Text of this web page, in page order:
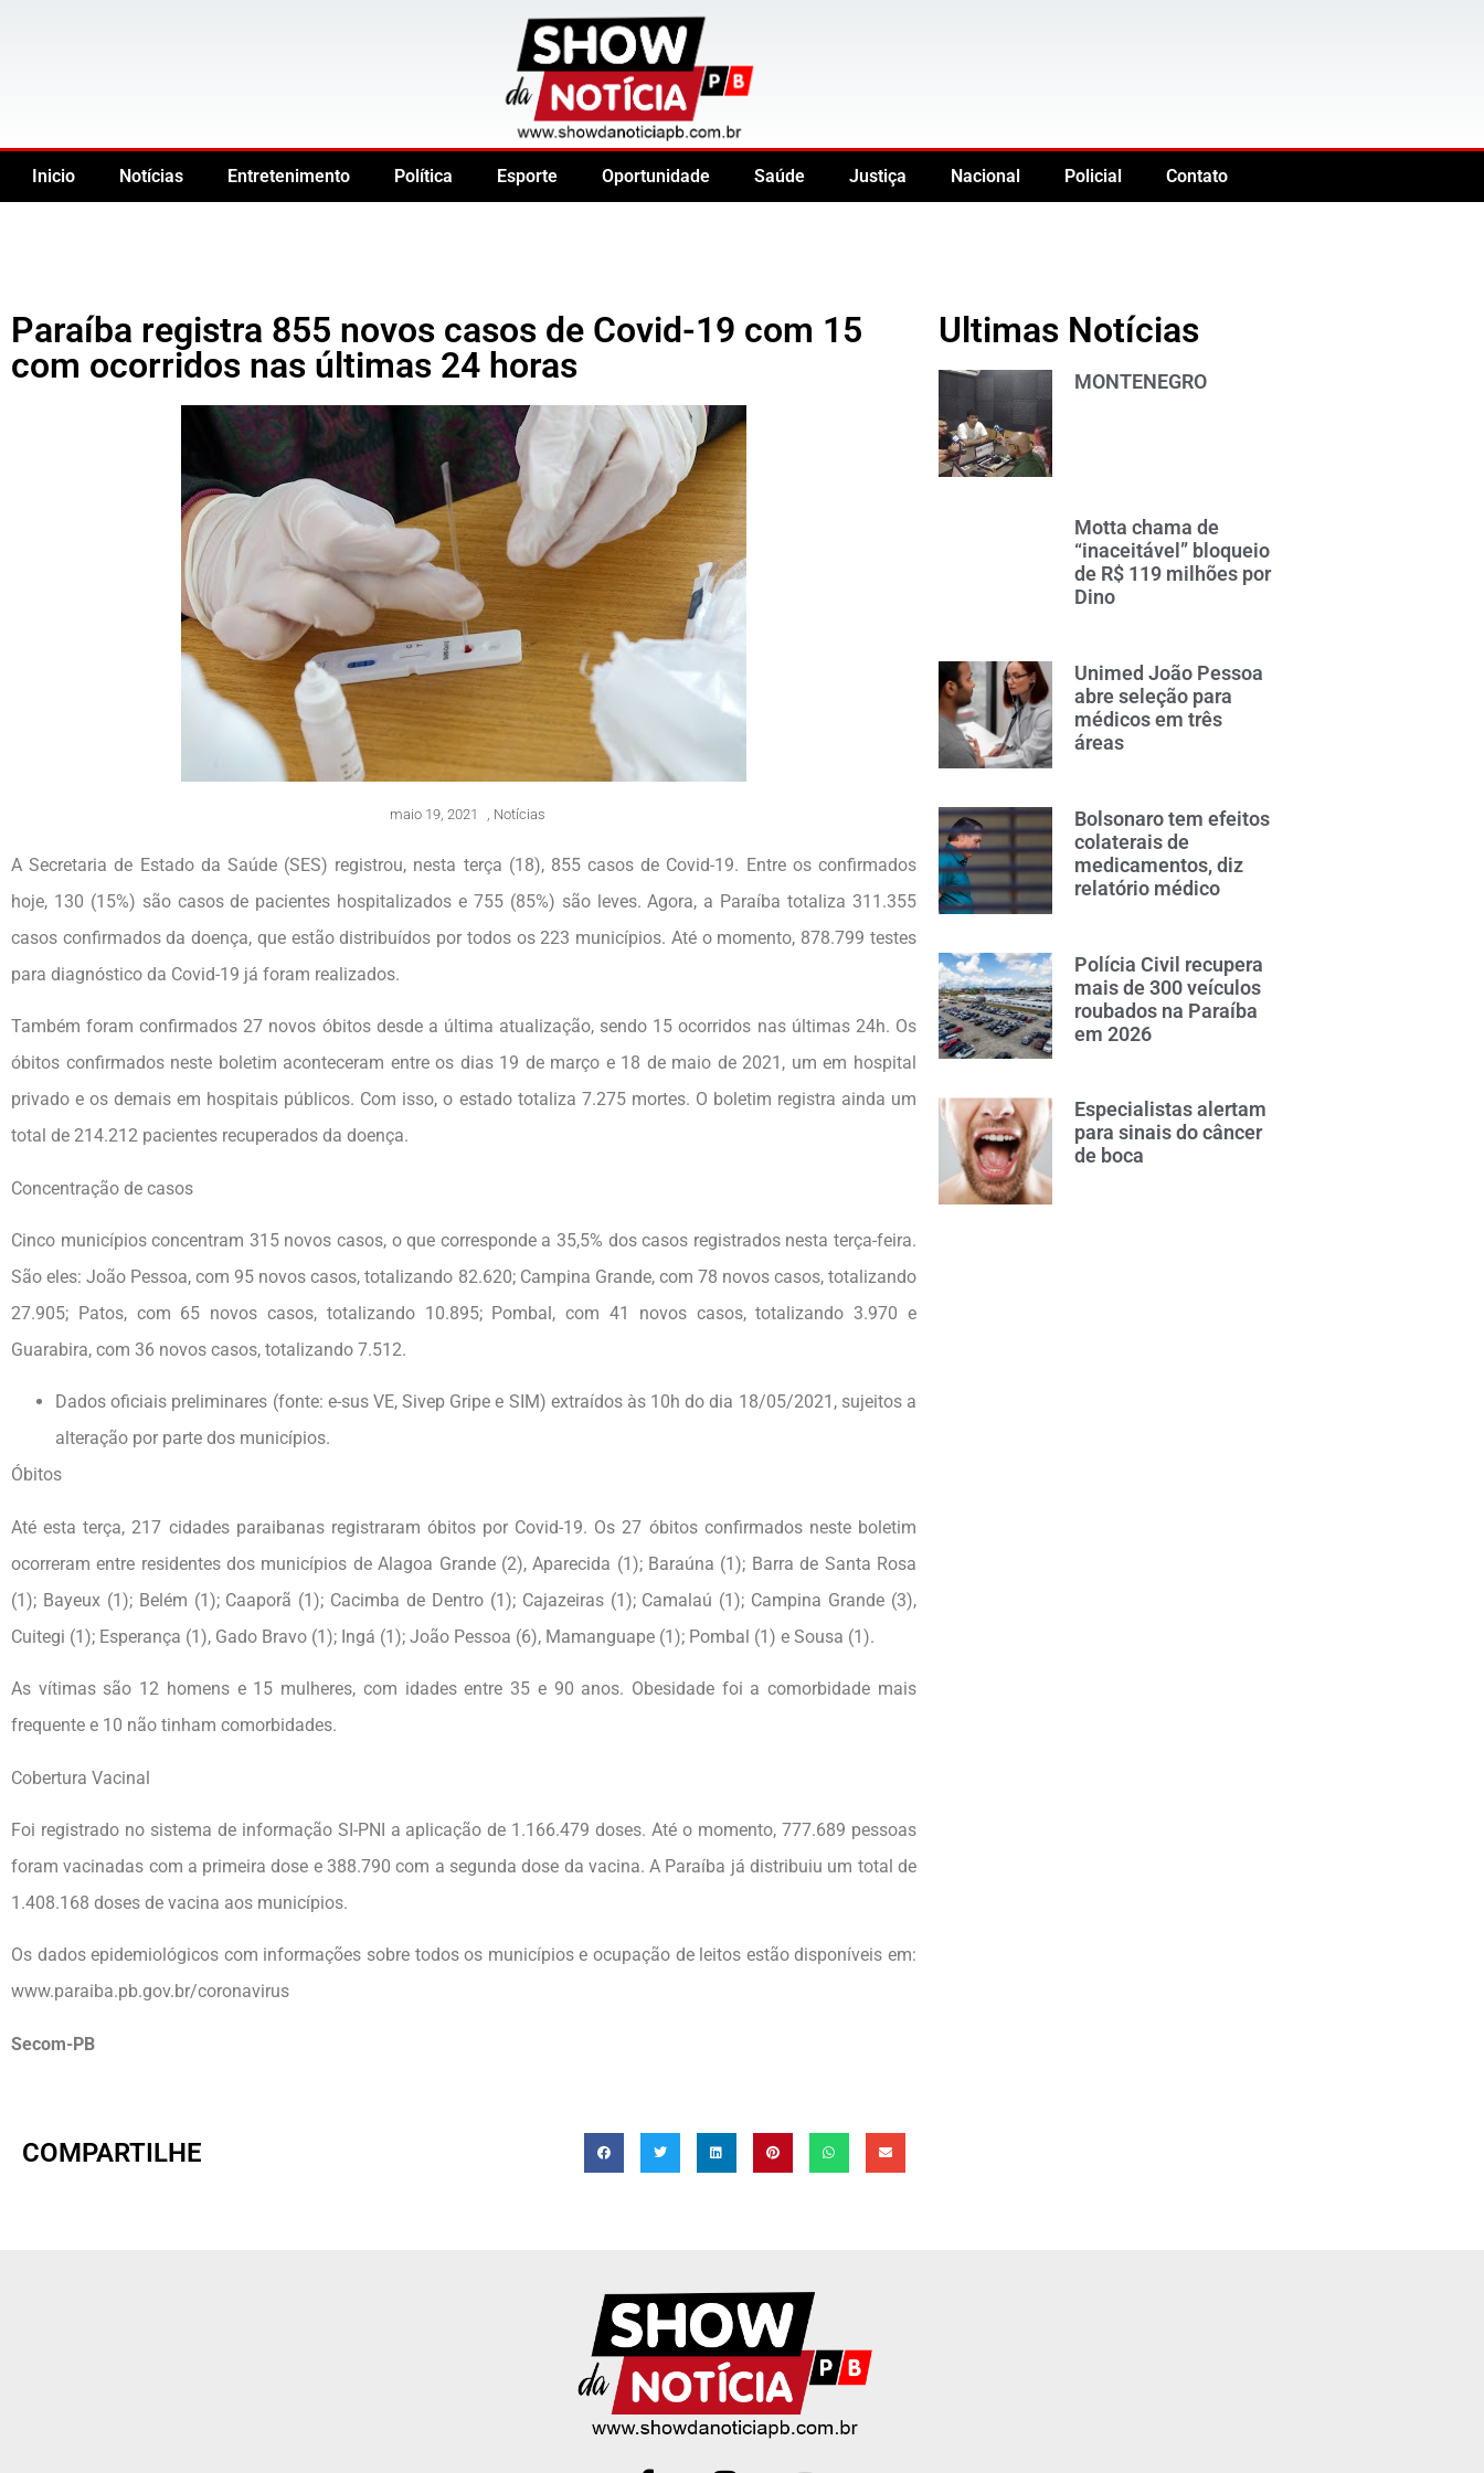
Inicio Notícias Entretenimento Política Esporte Oportunidade Saúde Justiça Nacional Policial Contato
Paraíba registra 855 novos casos de Covid-19 com 15
com ocorridos nas últimas 24 horas
maio 19, 2021 Notícias
A Secretaria de Estado da Saúde (SES) registrou, nesta terça (18), 855 casos de Covid-19. Entre os confirmados
hoje, 130 (15%) são casos de pacientes hospitalizados e 755 (85%) são leves. Agora, a Paraíba totaliza 311.355
casos confirmados da doença, que estão distribuídos por todos os 223 municípios. Até o momento, 878.799 testes
para diagnóstico da Covid-19 já foram realizados.
Também foram confirmados 27 novos óbitos desde a última atualização, sendo 15 ocorridos nas últimas 24h. Os
óbitos confirmados neste boletim aconteceram entre os dias 19 de março e 18 de maio de 2021, um em hospital
privado e os demais em hospitais públicos. Com isso, o estado totaliza 7.275 mortes. O boletim registra ainda um
total de 214.212 pacientes recuperados da doença.
Concentração de casos
Cinco municípios concentram 315 novos casos, o que corresponde a 35,5% dos casos registrados nesta terça-feira.
São eles: João Pessoa, com 95 novos casos, totalizando 82.620; Campina Grande, com 78 novos casos, totalizando
27.905; Patos, com 65 novos casos, totalizando 10.895; Pombal, com 41 novos casos, totalizando 3.970 e
Guarabira, com 36 novos casos, totalizando 7.512.
Dados oficiais preliminares (fonte: e-sus VE, Sivep Gripe e SIM) extraídos às 10h do dia 18/05/2021, sujeitos a
alteração por parte dos municípios.
Óbitos
Até esta terça, 217 cidades paraibanas registraram óbitos por Covid-19. Os 27 óbitos confirmados neste boletim
ocorreram entre residentes dos municípios de Alagoa Grande (2), Aparecida (1); Baraúna (1); Barra de Santa Rosa
(1); Bayeux (1); Belém (1); Caaporã (1); Cacimba de Dentro (1); Cajazeiras (1); Camalaú (1); Campina Grande (3),
Cuitegi (1); Esperança (1), Gado Bravo (1); Ingá (1); João Pessoa (6), Mamanguape (1); Pombal (1) e Sousa (1).
As vítimas são 12 homens e 15 mulheres, com idades entre 35 e 90 anos. Obesidade foi a comorbidade mais
frequente e 10 não tinham comorbidades.
Cobertura Vacinal
Foi registrado no sistema de informação SI-PNI a aplicação de 1.166.479 doses. Até o momento, 777.689 pessoas
foram vacinadas com a primeira dose e 388.790 com a segunda dose da vacina. A Paraíba já distribuiu um total de
1.408.168 doses de vacina aos municípios.
Os dados epidemiológicos com informações sobre todos os municípios e ocupação de leitos estão disponíveis em:
www.paraiba.pb.gov.br/coronavirus
Secom-PB
COMPARTILHE
Ultimas Notícias
MONTENEGRO
Motta chama de
“inaceitável” bloqueio
de R$ 119 milhões por
Dino
Unimed João Pessoa
abre seleção para
médicos em três
áreas
Bolsonaro tem efeitos
colaterais de
medicamentos, diz
relatório médico
Polícia Civil recupera
mais de 300 veículos
roubados na Paraíba
em 2026
Especialistas alertam
para sinais do câncer
de boca